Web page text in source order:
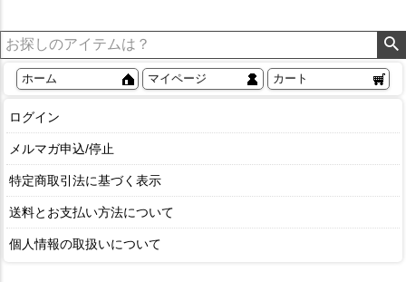
ホーム マイページ カート
ログイン
メルマガ申込/停止
特定商取引法に基づく表示
送料とお支払い方法について
個人情報の取扱いについて